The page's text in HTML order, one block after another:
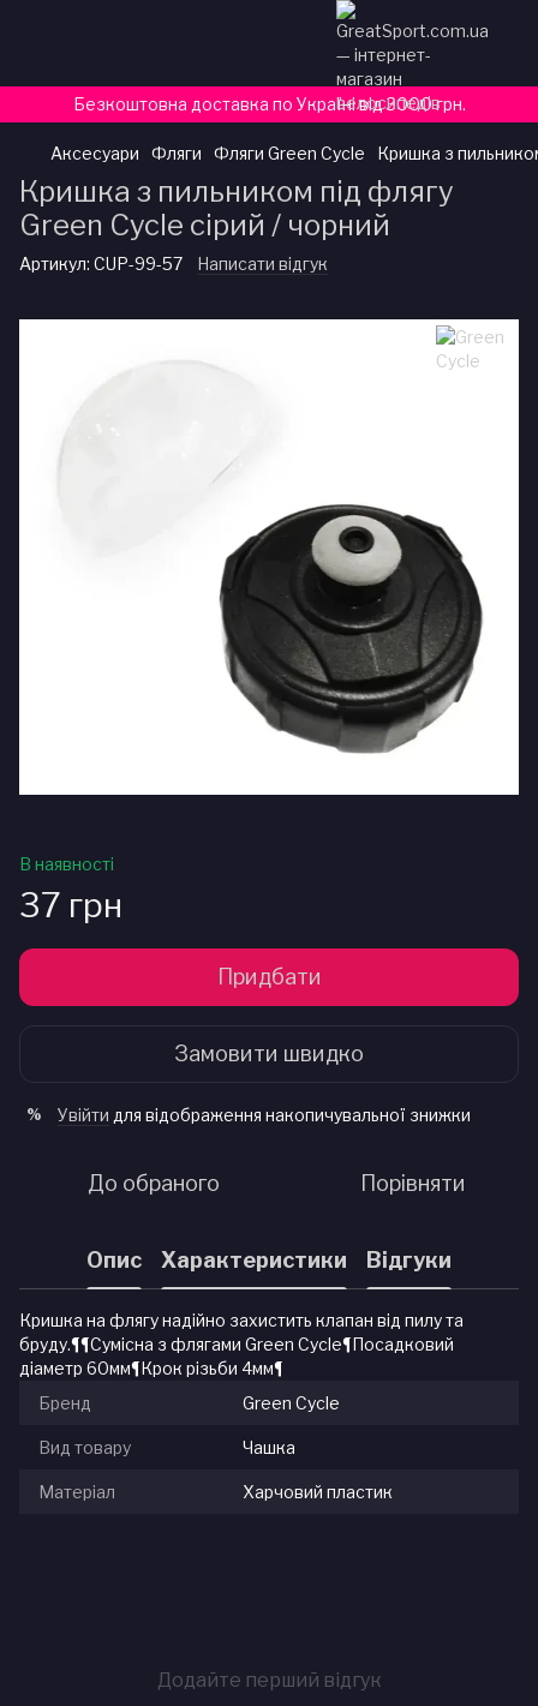
Безкоштовна доставка по Україні від 3000 грн.
Аксесуари Фляги Фляги Green Cycle Кришка з
Кришка з пильником під флягу
Green Cycle сірий / чорний
Артикул: CUP-99-57 Написати відгук
В наявності
37 грн
Придбати
Замовити швидко
% Увійти для відображення накопичувальної знижки
До обраного Порівняти
Опис Характеристики Відгуки
Кришка на флягу надійно захистить клапан від пилу та
бруду.¶¶Сумісна з флягами Green Cycle¶Посадковий
діаметр 60мм¶Крок різьби 4мм¶
Бренд
Green Cycle
Вид товару Чашка
Матеріал Харчовий пластик
Додайте перший відгук